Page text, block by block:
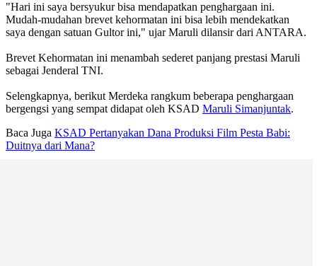
"Hari ini saya bersyukur bisa mendapatkan penghargaan ini.
Mudah-mudahan brevet kehormatan ini bisa lebih mendekatkan
saya dengan satuan Gultor ini," ujar Maruli dilansir dari ANTARA.
Brevet Kehormatan ini menambah sederet panjang prestasi Maruli
sebagai Jenderal TNI.
Selengkapnya, berikut Merdeka rangkum beberapa penghargaan
bergengsi yang sempat didapat oleh KSAD Maruli Simanjuntak.
Baca Juga KSAD Pertanyakan Dana Produksi Film Pesta Babi:
Duitnya dari Mana?